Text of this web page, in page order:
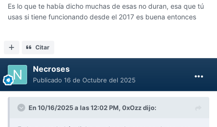
Es lo que te había dicho muchas de esas no duran, esa que tú
usas si tiene funcionando desde el 2017 es buena entonces
Citar
Necroses
Publicado 16 de Octubre del 2025
En 10/16/2025 a las 12:02 PM, 0xOzzdijo: